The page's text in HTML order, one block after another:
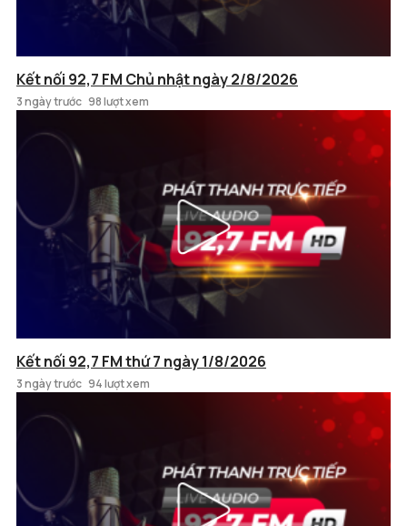
Kết nối 92,7 FM Chủ nhật ngày 2/8/2026
3 ngày trước 98 lượt xem
Kết nối 92,7 FM thứ 7 ngày 1/8/2026
3 ngày trước 94 lượt xem